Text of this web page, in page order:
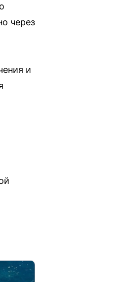
через
и